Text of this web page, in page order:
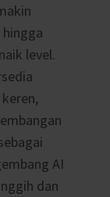
level.
AI
dan